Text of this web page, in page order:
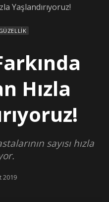
Yaşlandırıyoruz!
Hızla
sayısı hızla
2019